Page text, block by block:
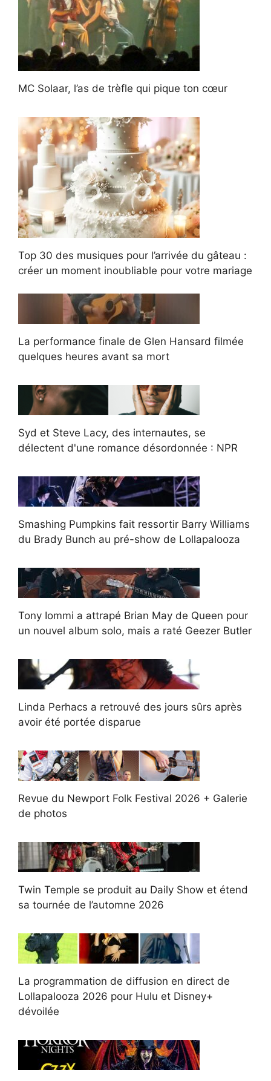
MC Solaar, l’as de trèfle qui pique ton cœur
Top 30 des musiques pour l’arrivée du gâteau :
créer un moment inoubliable pour votre mariage
La performance finale de Glen Hansard filmée
quelques heures avant sa mort
Syd et Steve Lacy, des internautes, se
délectent d'une romance désordonnée : NPR
Smashing Pumpkins fait ressortir Barry Williams
du Brady Bunch au pré-show de Lollapalooza
Tony Iommi a attrapé Brian May de Queen pour
un nouvel album solo, mais a raté Geezer Butler
Linda Perhacs a retrouvé des jours sûrs après
avoir été portée disparue
Revue du Newport Folk Festival 2026 + Galerie
de photos
Twin Temple se produit au Daily Show et étend
sa tournée de l’automne 2026
La programmation de diffusion en direct de
Lollapalooza 2026 pour Hulu et Disney+
dévoilée